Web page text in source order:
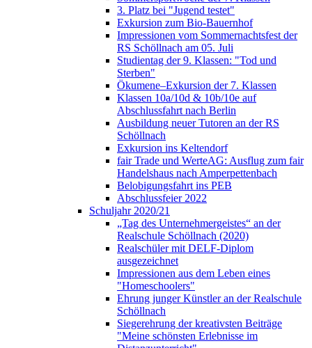
3. Platz bei "Jugend testet"
Exkursion zum Bio-Bauernhof
Impressionen vom Sommernachtsfest der
RS Schöllnach am 05. Juli
Studientag der 9. Klassen: "Tod und
Sterben"
Ökumene–Exkursion der 7. Klassen
Klassen 10a/10d & 10b/10e auf
Abschlussfahrt nach Berlin
Ausbildung neuer Tutoren an der RS
Schöllnach
Exkursion ins Keltendorf
fair Trade und WerteAG: Ausflug zum fair
Handelshaus nach Amperpettenbach
Belobigungsfahrt ins PEB
Abschlussfeier 2022
Schuljahr 2020/21
„Tag des Unternehmergeistes“ an der
Realschule Schöllnach (2020)
Realschüler mit DELF-Diplom
ausgezeichnet
Impressionen aus dem Leben eines
"Homeschoolers"
Ehrung junger Künstler an der Realschule
Schöllnach
Siegerehrung der kreativsten Beiträge
"Meine schönsten Erlebnisse im